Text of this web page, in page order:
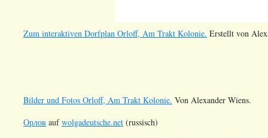
Zum interaktiven Dorfplan Orloff, Am Trakt Kolonie. Erstellt von
Bilder und Fotos Orloff, Am Trakt Kolonie. Von Alexander Wiens.
Орлов aufwolgadeutsche.net (russisch)